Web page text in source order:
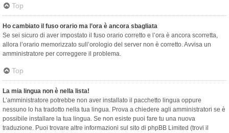
Top
Ho cambiato il fuso orario ma l’ora è ancora sbagliata
Se sei sicuro di aver impostato il fuso orario corretto e l’ora è ancora scorretta,
allora l’orario memorizzato sull’orologio del server non è corretto. Avvisa un
amministratore per correggere il problema.
Top
La mia lingua non è nella lista!
L’amministratore potrebbe non aver installato il pacchetto lingua oppure
nessuno lo ha tradotto nella tua lingua. Prova a chiedere agli amministratori se è
possibile installare la tua lingua. Se non esiste puoi fare tu una nuova
traduzione. Puoi trovare altre informazioni sul sito di phpBB Limited (trovi il